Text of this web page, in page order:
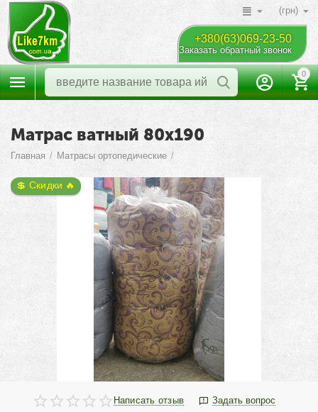
(грн)
+380(63)069-23-50
Заказать обратный звонок
0
Матрас ватный 80х190
Главная / Матрасы ортопедические /
Написать отзыв
Задать вопрос